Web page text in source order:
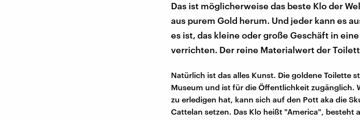
Das ist möglicherweise das beste Klo der
aus purem Gold herum. Und jeder kann es
es ist, das kleine oder große Geschäft in
verrichten. Der reine Materialwert der
Natürlich ist das alles Kunst. Die goldene Toilette
Museum und ist für die Öffentlichkeit zugänglich.
zu erledigen hat, kann sich auf den Pott aka die
Cattelan setzen. Das Klo heißt "America", besteht